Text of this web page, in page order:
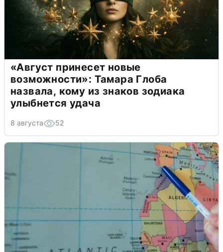
«Август принесет новые
возможности»: Тамара Глоба
назвала, кому из знаков зодиака
улыбнется удача
8 августа 52